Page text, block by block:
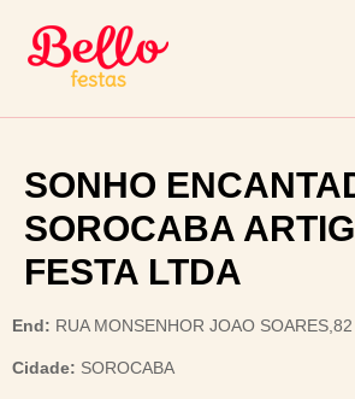
SONHO
SOROCABA
FESTA LTDA
End: RUA MONSENHOR JOAO SOARES,82
Cidade: SOROCABA